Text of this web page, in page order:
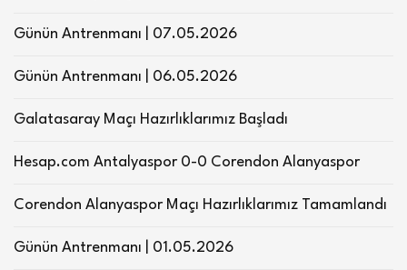
Günün Antrenmanı | 07.05.2026
Günün Antrenmanı | 06.05.2026
Galatasaray Maçı Hazırlıklarımız Başladı
Hesap.com Antalyaspor 0-0 Corendon Alanyaspor
Corendon Alanyaspor Maçı Hazırlıklarımız Tamamlandı
Günün Antrenmanı | 01.05.2026